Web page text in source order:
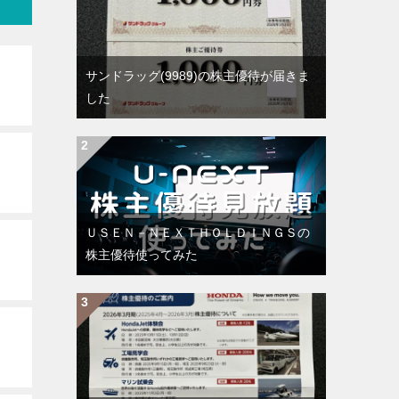
サンドラッグ(9989)の株主優待が届きま
した
ＵＳＥＮ－ＮＥＸＴＨＯＬＤＩＮＧＳの
株主優待使ってみた